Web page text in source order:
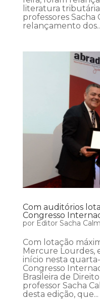
literatura
professores Sacha
relançamento
Com auditórios
Congresso
por Editor Sacha
Com lotação
Mercure Lourdes,
início nesta quarta-
Congresso
Brasileira de
professor Sacha
desta edição, que...